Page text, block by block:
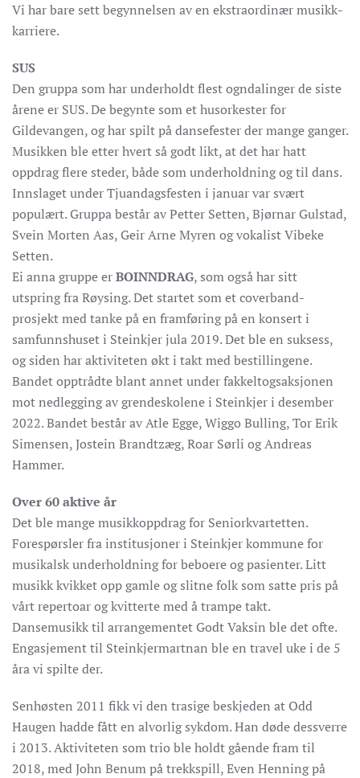
Vi har bare sett begynnelsen av en ekstraordinær musikk-
karriere.
SUS
Den gruppa som har underholdt flest ogndalinger de siste
årene er SUS. De begynte som et husorkester for
Gildevangen, og har spilt på dansefester der mange ganger.
Musikken ble etter hvert så godt likt, at det har hatt
oppdrag flere steder, både som underholdning og til dans.
Innslaget under Tjuandagsfesten i januar var svært
populært. Gruppa består av Petter Setten, Bjørnar Gulstad,
Svein Morten Aas, Geir Arne Myren og vokalist Vibeke
Setten.
Ei anna gruppe erBOINNDRAG, som også har sitt
utspring fra Røysing. Det startet som et coverband-
prosjekt med tanke på en framføring på en konsert i
samfunnshuset i Steinkjer jula 2019. Det ble en suksess,
og siden har aktiviteten økt i takt med bestillingene.
Bandet opptrådte blant annet under fakkeltogsaksjonen
mot nedlegging av grendeskolene i Steinkjer i desember
2022. Bandet består av Atle Egge, Wiggo Bulling, Tor Erik
Simensen, Jostein Brandtzæg, Roar Sørli og Andreas
Hammer.
Over 60 aktive år
Det ble mange musikkoppdrag for Seniorkvartetten.
Forespørsler fra institusjoner i Steinkjer kommune for
musikalsk underholdning for beboere og pasienter. Litt
musikk kvikket opp gamle og slitne folk som satte pris på
vårt repertoar og kvitterte med å trampe takt.
Dansemusikk til arrangementet Godt Vaksin ble det ofte.
Engasjement til Steinkjermartnan ble en travel uke i de 5
åra vi spilte der.
Senhøsten 2011 fikk vi den trasige beskjeden at Odd
Haugen hadde fått en alvorlig sykdom. Han døde dessverre
i 2013. Aktiviteten som trio ble holdt gående fram til
2018, med John Benum på trekkspill, Even Henning på